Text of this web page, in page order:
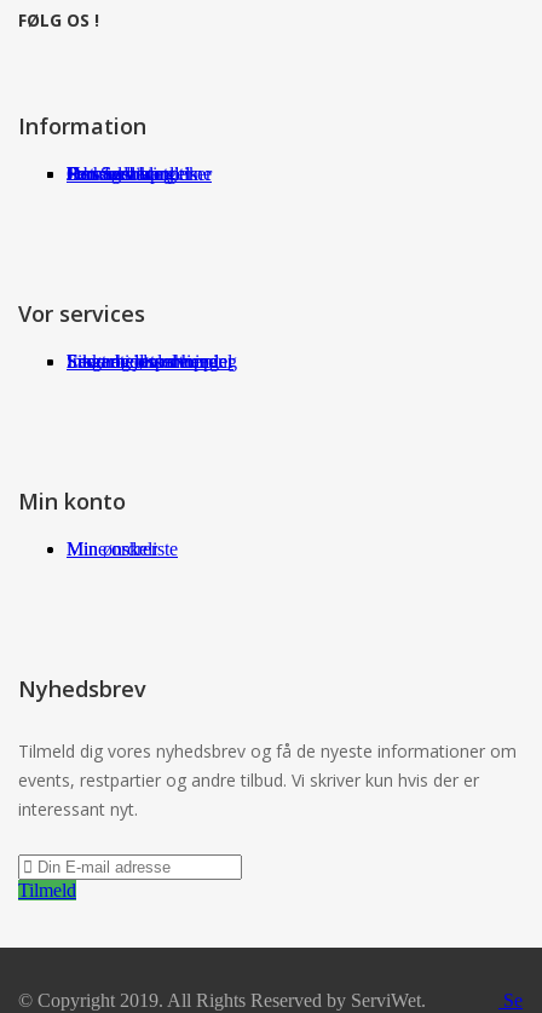
FØLG OS !
Information
Om Serviwet
Serviwet blog
Forhandlere
Persondatapolitik
Handelsbetingelser
Det siger kunderne
Jobs
Vor services
Fragt og returneringer
Sikkerhed ved handel
International shopping
Samarbejdspartnere
Leverandørservice
Min konto
Min ønskeliste
Mine ordrer
Nyhedsbrev
Tilmeld dig vores nyhedsbrev og få de nyeste informationer om
events, restpartier og andre tilbud. Vi skriver kun hvis der er
interessant nyt.
Tilmeld
© Copyright 2019. All Rights Reserved by ServiWet.
Se